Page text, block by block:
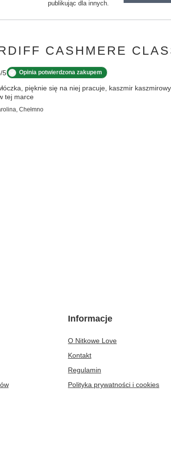
publikując dla innych.
CASHMERE
5 Opinia potwierdzona zakupem
pięknie się na niej pracuje, kaszmir
tej marce
Chełmno
Informacje
O Nitkowe Love
Kontakt
Regulamin
Polityka prywatności i cookies